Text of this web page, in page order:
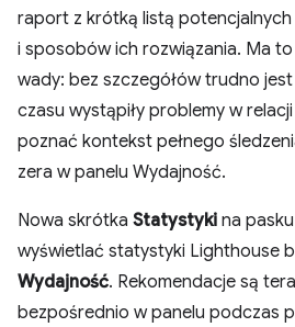
raport z krótką listą
i sposobów ich rozwiązania. Ma
wady: bez szczegółów trudno
czasu wystąpiły problemy w
poznać kontekst pełnego
zera w panelu Wydajność.
Nowa skrótka Statystyki na
wyświetlać statystyki Lighthouse
Wydajność. Rekomendacje są
bezpośrednio w panelu podczas